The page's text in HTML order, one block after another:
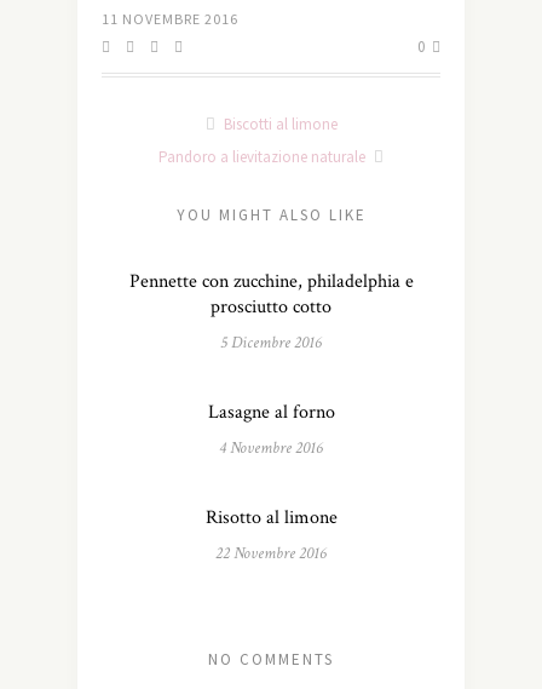
11 NOVEMBRE 2016
0
Biscotti al limone
Pandoro a lievitazione naturale
YOU MIGHT ALSO LIKE
Pennette con zucchine, philadelphia e
prosciutto cotto
5 Dicembre 2016
Lasagne al forno
4 Novembre 2016
Risotto al limone
22 Novembre 2016
NO COMMENTS